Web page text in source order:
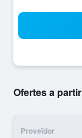
Ofertes a
Proveïdor